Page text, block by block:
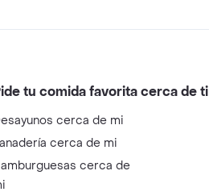
tu comida favorita cerca de ti
cerca de mi
cerca de mi
cerca de